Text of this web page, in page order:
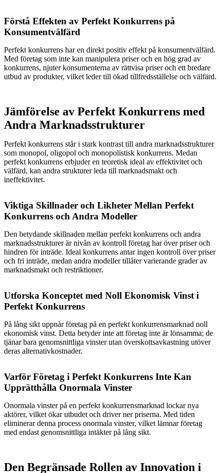
Förstå Effekten av Perfekt Konkurrens på
Konsumentvälfärd
Perfekt konkurrens har en direkt positiv effekt på konsumentvälfärd.
Med företag som inte kan manipulera priser och en hög grad av
konkurrens, njuter konsumenterna av rättvisa priser och ett bredare
utbud av produkter, vilket leder till ökad tillfredsställelse och välfärd.
Jämförelse av Perfekt Konkurrens med
Andra Marknadsstrukturer
Perfekt konkurrens står i stark kontrast till andra marknadsstrukturer
som monopol, oligopol och monopolistisk konkurrens. Medan
perfekt konkurrens erbjuder en teoretisk ideal av effektivitet och
välfärd, kan andra strukturer leda till marknadsmakt och
ineffektivitet.
Viktiga Skillnader och Likheter Mellan Perfekt
Konkurrens och Andra Modeller
Den betydande skillnaden mellan perfekt konkurrens och andra
marknadsstrukturer är nivån av kontroll företag har över priser och
hindren för inträde. Ideal konkurrens antar ingen kontroll över priser
och fri inträde, medan andra modeller tillåter varierande grader av
marknadsmakt och restriktioner.
Utforska Konceptet med Noll Ekonomisk Vinst i
Perfekt Konkurrens
På lång sikt uppnår företag på en perfekt konkurrensmarknad noll
ekonomisk vinst. Detta betyder inte att företag inte är lönsamma; de
tjänar bara genomsnittliga vinster utan överskottsavkastning utöver
deras alternativkostnader.
Varför Företag i Perfekt Konkurrens Inte Kan
Upprätthålla Onormala Vinster
Onormala vinster på en perfekt konkurrensmarknad lockar nya
aktörer, vilket ökar utbudet och driver ner priserna. Med tiden
eliminerar denna process onormala vinster, vilket lämnar företag
med endast genomsnittliga intäkter på lång sikt.
Den Begränsade Rollen av Innovation i